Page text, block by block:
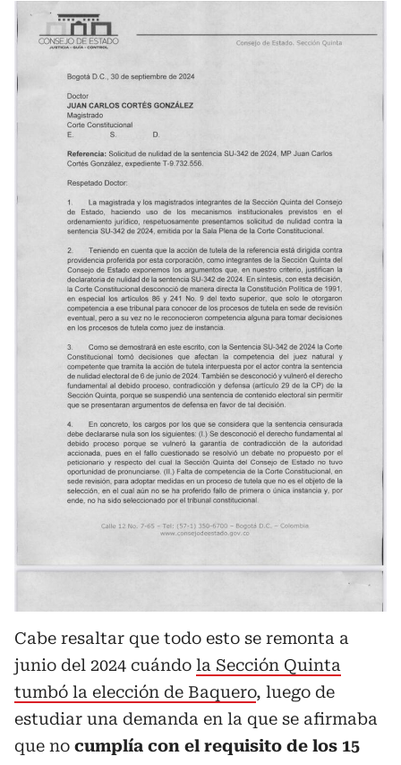
Cabe resaltar que todo esto se remonta a
junio del 2024 cuándo la Sección Quinta
tumbó la elección de Baquero, luego de
estudiar una demanda en la que se afirmaba
que no cumplía con el requisito de los 15